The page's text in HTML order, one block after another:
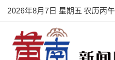
2026年8月7日 星期五 农历丙